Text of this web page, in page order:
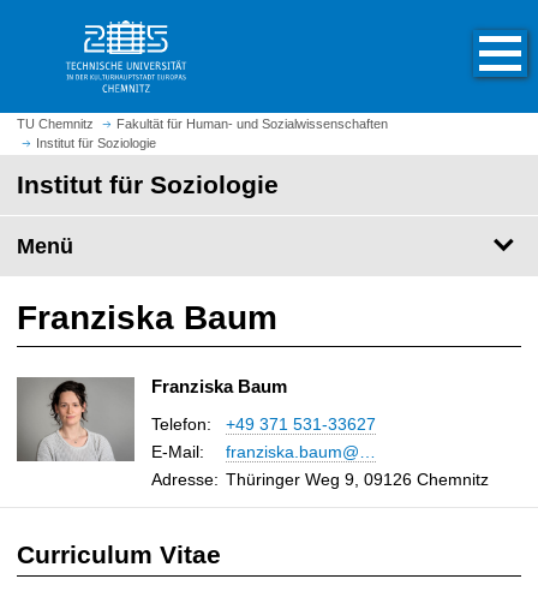
m
H
t
s
i
e
a
u
u
n
TU Chemnitz
Fakultät für Human- und Sozialwissenschaften
Institut für Soziologie
Institut für Soziologie
Menü
Franziska Baum
Franziska Baum
Telefon:
+49 371 531-33627
E-Mail:
franziska.baum@…
Adresse: Thüringer Weg 9, 09126 Chemnitz
Curriculum Vitae